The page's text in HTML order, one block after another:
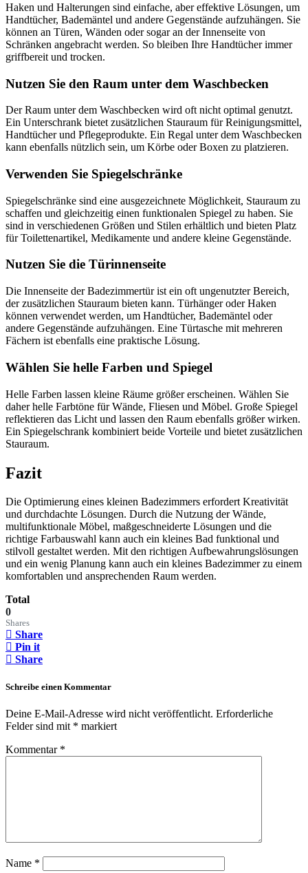
Haken und Halterungen sind einfache, aber effektive Lösungen, um
Handtücher, Bademäntel und andere Gegenstände aufzuhängen. Sie
können an Türen, Wänden oder sogar an der Innenseite von
Schränken angebracht werden. So bleiben Ihre Handtücher immer
griffbereit und trocken.
Nutzen Sie den Raum unter dem Waschbecken
Der Raum unter dem Waschbecken wird oft nicht optimal genutzt.
Ein Unterschrank bietet zusätzlichen Stauraum für Reinigungsmittel,
Handtücher und Pflegeprodukte. Ein Regal unter dem Waschbecken
kann ebenfalls nützlich sein, um Körbe oder Boxen zu platzieren.
Verwenden Sie Spiegelschränke
Spiegelschränke sind eine ausgezeichnete Möglichkeit, Stauraum zu
schaffen und gleichzeitig einen funktionalen Spiegel zu haben. Sie
sind in verschiedenen Größen und Stilen erhältlich und bieten Platz
für Toilettenartikel, Medikamente und andere kleine Gegenstände.
Nutzen Sie die Türinnenseite
Die Innenseite der Badezimmertür ist ein oft ungenutzter Bereich,
der zusätzlichen Stauraum bieten kann. Türhänger oder Haken
können verwendet werden, um Handtücher, Bademäntel oder
andere Gegenstände aufzuhängen. Eine Türtasche mit mehreren
Fächern ist ebenfalls eine praktische Lösung.
Wählen Sie helle Farben und Spiegel
Helle Farben lassen kleine Räume größer erscheinen. Wählen Sie
daher helle Farbtöne für Wände, Fliesen und Möbel. Große Spiegel
reflektieren das Licht und lassen den Raum ebenfalls größer wirken.
Ein Spiegelschrank kombiniert beide Vorteile und bietet zusätzlichen
Stauraum.
Fazit
Die Optimierung eines kleinen Badezimmers erfordert Kreativität
und durchdachte Lösungen. Durch die Nutzung der Wände,
multifunktionale Möbel, maßgeschneiderte Lösungen und die
richtige Farbauswahl kann auch ein kleines Bad funktional und
stilvoll gestaltet werden. Mit den richtigen Aufbewahrungslösungen
und ein wenig Planung kann auch ein kleines Badezimmer zu einem
komfortablen und ansprechenden Raum werden.
Total
0
Shares
Share
Pin it
Share
Schreibe einen Kommentar
Deine E-Mail-Adresse wird nicht veröffentlicht. Erforderliche
Felder sind mit * markiert
Kommentar *
Name *